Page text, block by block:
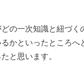
の一次知識と紐づく
かといったところへ
と思います。